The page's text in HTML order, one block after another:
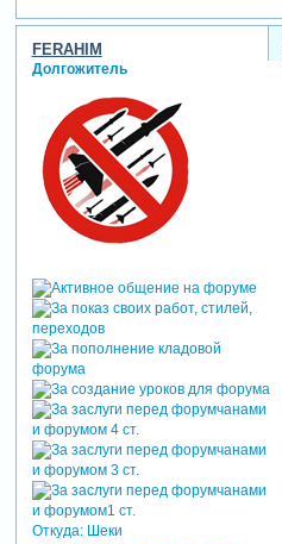
FERAHIM
Долгожитель
Откуда:Шеки